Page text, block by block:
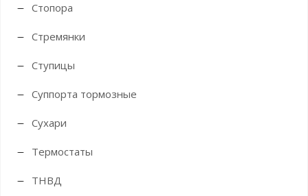
Стопора
Стремянки
Ступицы
Суппорта тормозные
Сухари
Термостаты
ТНВД